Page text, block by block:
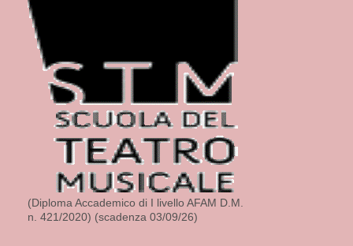
(Diploma Accademico di I livello AFAM D.M.
n. 421/2020) (scadenza 03/09/26)